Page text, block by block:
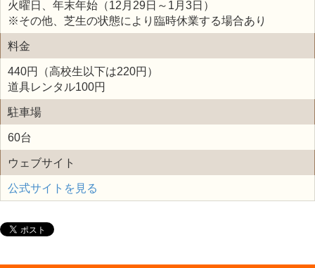
火曜日、年末年始（12月29日～1月3日）
※その他、芝生の状態により臨時休業する場合あり
料金
440円（高校生以下は220円）
道具レンタル100円
駐車場
60台
ウェブサイト
公式サイトを見る